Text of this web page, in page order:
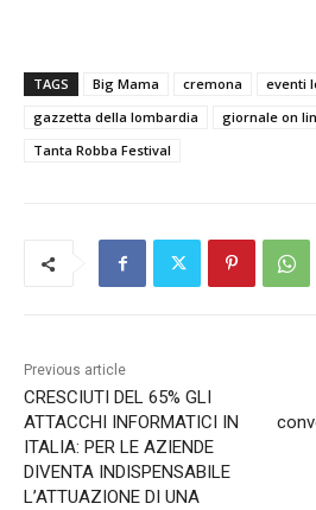
TAGS Big Mama cremona
eventi
gazzetta della lombardia
giornale on
Tanta Robba Festival
Previous article
CRESCIUTI DEL 65% GLI
ATTACCHI INFORMATICI IN
ITALIA: PER LE AZIENDE
DIVENTA INDISPENSABILE
L’ATTUAZIONE DI UNA